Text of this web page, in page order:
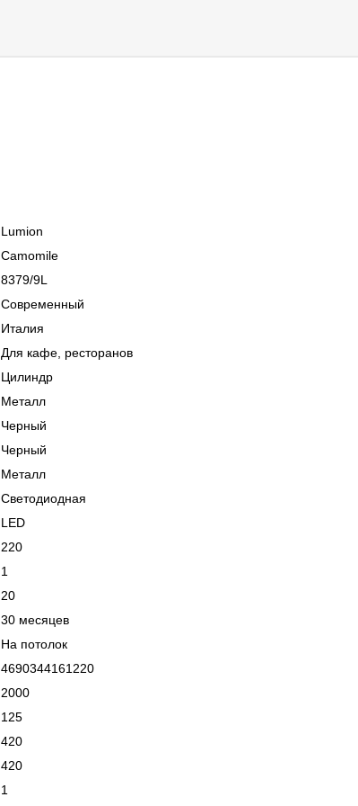
Lumion
Camomile
8379/9L
Современный
Италия
Для кафе, ресторанов
Цилиндр
Металл
Черный
Черный
Металл
Светодиодная
LED
220
1
20
30 месяцев
На потолок
4690344161220
2000
125
420
420
1